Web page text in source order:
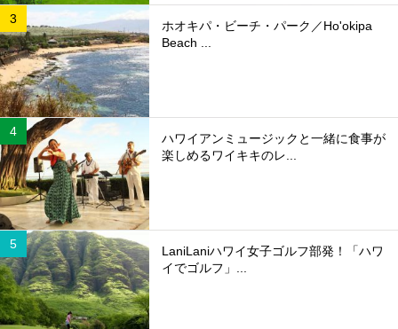
ホオキパ・ビーチ・パーク／Ho'okipa
Beach ...
ハワイアンミュージックと一緒に食事が
楽しめるワイキキのレ...
LaniLaniハワイ女子ゴルフ部発！「ハワ
イでゴルフ」...